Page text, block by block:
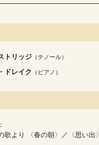
トリッジ （テノール）
ドレイク （ピアノ）
歌より 〈春の朝〉／〈思い出〉